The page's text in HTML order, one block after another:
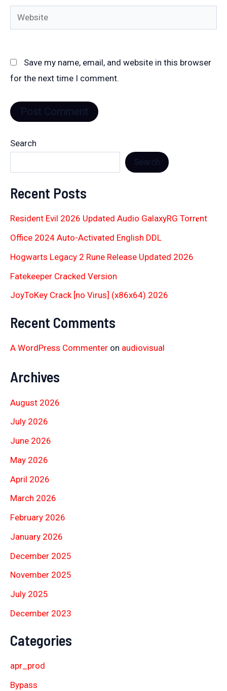
Website
Save my name, email, and website in this browser
for the next time I comment.
Search
Recent Posts
Resident Evil 2026 Updated Audio GalaxyRG Torr𝐞nt
Office 2024 Auto-Activated English DDL
Hogwarts Legacy 2 Rune Release Updated 2026
Fatekeeper Cracked Version
JoyToKey Crack [no Virus] (x86x64) 2026
Recent Comments
A WordPress Commenter on audiovisual
Archives
August 2026
July 2026
June 2026
May 2026
April 2026
March 2026
February 2026
January 2026
December 2025
November 2025
July 2025
December 2023
Categories
apr_prod
Bypass